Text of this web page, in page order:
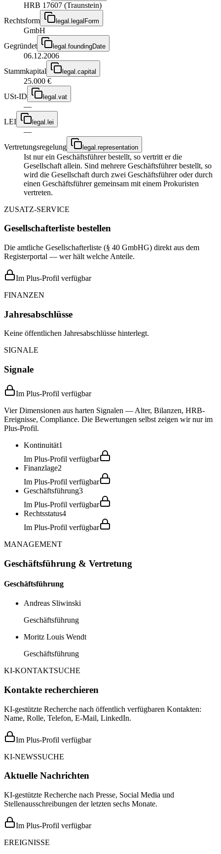
HRB 17607 (Traunstein)
Rechtsform
legal.legalForm
GmbH
Gegründet
legal.foundingDate
06.12.2006
Stammkapital
legal.capital
25.000 €
USt-ID
legal.vat
—
LEI
legal.lei
—
Vertretungsregelung
legal.representation
Ist nur ein Geschäftsführer bestellt, so vertritt er die
Gesellschaft allein. Sind mehrere Geschäftsführer bestellt, so
wird die Gesellschaft durch zwei Geschäftsführer oder durch
einen Geschäftsführer gemeinsam mit einem Prokuristen
vertreten.
ZUSATZ-SERVICE
Gesellschafterliste bestellen
Die amtliche Gesellschafterliste (§ 40 GmbHG) direkt aus dem
Registerportal — wer hält welche Anteile.
Im Plus-Profil verfügbar
FINANZEN
Jahresabschlüsse
Keine öffentlichen Jahresabschlüsse hinterlegt.
SIGNALE
Signale
Im Plus-Profil verfügbar
Vier Dimensionen aus harten Signalen — Alter, Bilanzen, HRB-
Ereignisse, Compliance. Die Bewertungen selbst zeigen wir nur im
Plus-Profil.
Kontinuität1
Im Plus-Profil verfügbar
Finanzlage2
Im Plus-Profil verfügbar
Geschäftsführung3
Im Plus-Profil verfügbar
Rechtsstatus4
Im Plus-Profil verfügbar
MANAGEMENT
Geschäftsführung & Vertretung
Geschäftsführung
Andreas Sliwinski
Geschäftsführung
Moritz Louis Wendt
Geschäftsführung
KI-KONTAKTSUCHE
Kontakte recherchieren
KI-gestützte Recherche nach öffentlich verfügbaren Kontakten:
Name, Rolle, Telefon, E-Mail, LinkedIn.
Im Plus-Profil verfügbar
KI-NEWSSUCHE
Aktuelle Nachrichten
KI-gestützte Recherche nach Presse, Social Media und
Stellenausschreibungen der letzten sechs Monate.
Im Plus-Profil verfügbar
EREIGNISSE